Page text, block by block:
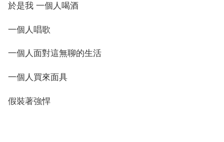
於是我 一個人喝酒
一個人唱歌
一個人面對這無聊的生活
一個人買來面具
假裝著強悍